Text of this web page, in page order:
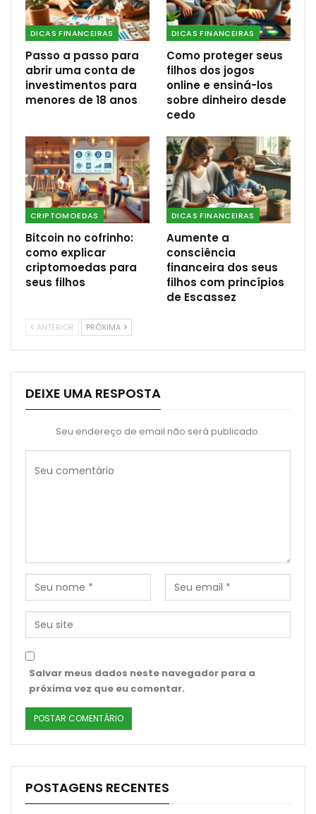
DICAS FINANCEIRAS
Passo a passo para
abrir uma conta de
investimentos para
menores de 18 anos
DICAS FINANCEIRAS
Como proteger seus
filhos dos jogos
online e ensiná-los
sobre dinheiro desde
cedo
CRIPTOMOEDAS
Bitcoin no cofrinho:
como explicar
criptomoedas para
seus filhos
DICAS FINANCEIRAS
Aumente a
consciência
financeira dos seus
filhos com princípios
de Escassez
ANTERIOR PRÓXIMA
DEIXE UMA RESPOSTA
Seu endereço de email não será publicado.
Salvar meus dados neste navegador para a
próxima vez que eu comentar.
POSTAGENS RECENTES